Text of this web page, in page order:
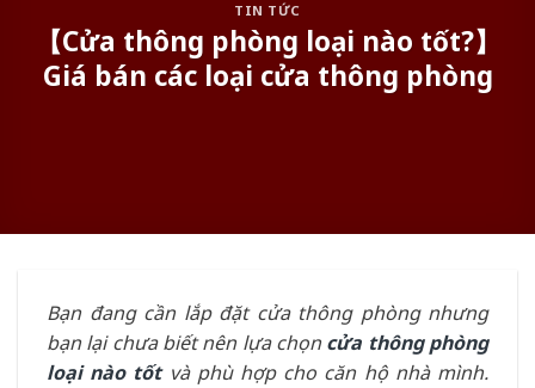
TIN TỨC
【Cửa thông phòng loại nào tốt?】
Giá bán các loại cửa thông phòng
Bạn đang cần lắp đặt cửa thông phòng nhưng
bạn lại chưa biết nên lựa chọncửa thông phòng
loại nào tốtvà phù hợp cho căn hộ nhà mình.